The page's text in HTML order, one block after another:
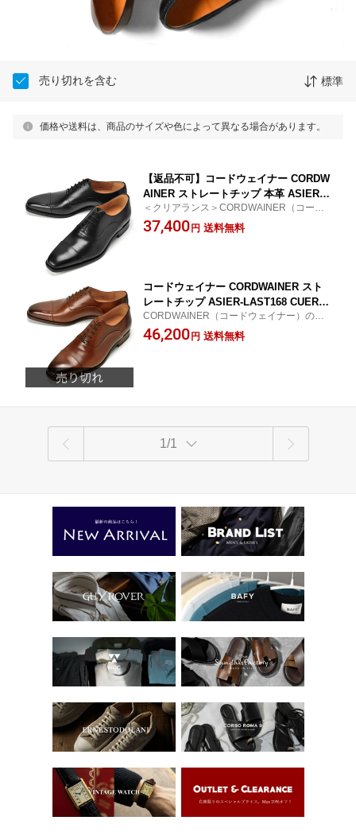
売り切れを含む 標準
価格や送料は、商品のサイズや色によって異なる場合があります。
【返品不可】コードウェイナー CORDW
AINER ストレートチップ 本革 ASIER L
AST168 ブラック 本革 ビジネスシュー
ズ メンズ 通気性 高品質 ビジネス シュ
ンド
＜クリアランス＞CORDWAINER（コード
ウェイナー）のドレスシューズ / ビジネス
シューズ 革靴 ビジネス メンズ ドレスシュ
37,400 円 送料無料
コードウェイナー CORDWAINER スト
レートチップ ASIER-LAST168 CUERO
ブラウン 本革通気性ビジネスシューズ
高品質 ビジネスシューズ メンズ 柔らか
CORDWAINER（コードウェイナー）のド
レスシューズ / ビジネスシューズ。革靴 ビ
ジネス メンズ インポート【返品・交換可】
46,200 円 送料無料
1/1